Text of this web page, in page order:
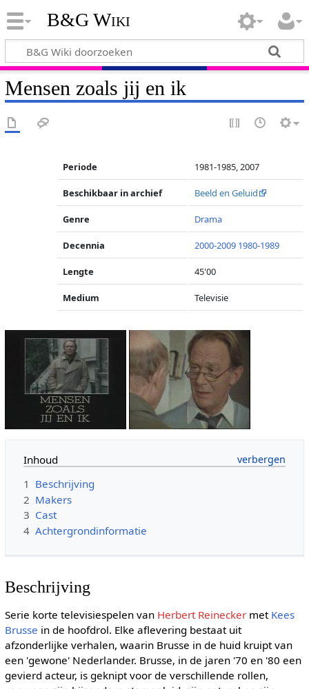
B&G Wiki
Mensen zoals jij en ik
Periode 1981-1985, 2007
Beschikbaar in archief Beeld en Geluid
Genre Drama
Decennia 2000-2009 1980-1989
Lengte 45'00
Medium Televisie
Inhoud
1 Beschrijving
2 Makers
3 Cast
4 Achtergrondinformatie
Beschrijving
Serie korte televisiespelen van Herbert Reineckermet Kees
Brusse in de hoofdrol. Elke aflevering bestaat uit
afzonderlijke verhalen, waarin Brusse in de huid kruipt van
een 'gewone' Nederlander. Brusse, in de jaren '70 en '80 een
gevierd acteur, is geknipt voor de verschillende rollen,